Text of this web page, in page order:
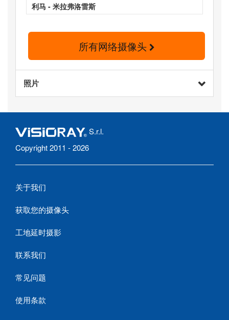
利马 - 米拉弗洛雷斯
所有网络摄像头
照片
S.r.l.
Copyright 2011 - 2026
关于我们
获取您的摄像头
工地延时摄影
联系我们
常见问题
使用条款